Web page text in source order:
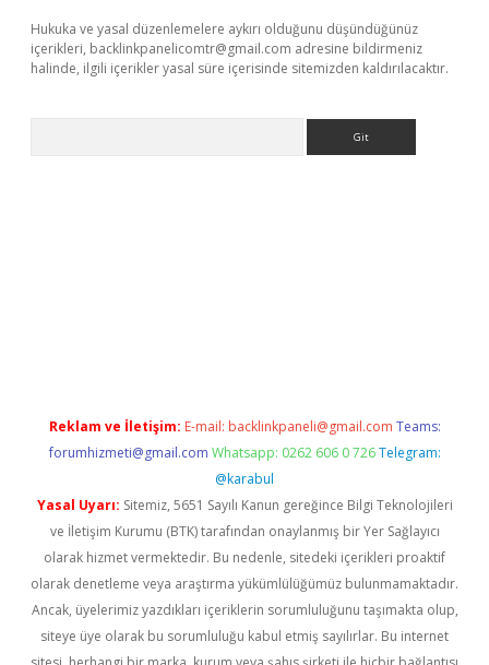
Hukuka ve yasal düzenlemelere aykırı olduğunu düşündüğünüz
içerikleri, backlinkpanelicomtr@gmail.com adresine bildirmeniz
halinde, ilgili içerikler yasal süre içerisinde sitemizden kaldırılacaktır.
Reklam ve İletişim: E-mail: backlinkpaneli@gmail.com Teams:
forumhizmeti@gmail.com Whatsapp: 0262 606 0 726 Telegram:
@karabul
Yasal Uyarı: Sitemiz, 5651 Sayılı Kanun gereğince Bilgi Teknolojileri
ve İletişim Kurumu (BTK) tarafından onaylanmış bir Yer Sağlayıcı
olarak hizmet vermektedir. Bu nedenle, sitedeki içerikleri proaktif
olarak denetleme veya araştırma yükümlülüğümüz bulunmamaktadır.
Ancak, üyelerimiz yazdıkları içeriklerin sorumluluğunu taşımakta olup,
siteye üye olarak bu sorumluluğu kabul etmiş sayılırlar. Bu internet